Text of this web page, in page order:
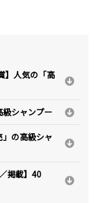
】人気の「高
シャンプー
の高級シャ
掲載】40